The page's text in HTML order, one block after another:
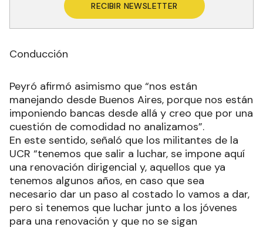
RECIBIR NEWSLETTER
Conducción
Peyró afirmó asimismo que “nos están
manejando desde Buenos Aires, porque nos están
imponiendo bancas desde allá y creo que por una
cuestión de comodidad no analizamos”.
En este sentido, señaló que los militantes de la
UCR “tenemos que salir a luchar, se impone aquí
una renovación dirigencial y, aquellos que ya
tenemos algunos años, en caso que sea
necesario dar un paso al costado lo vamos a dar,
pero si tenemos que luchar junto a los jóvenes
para una renovación y que no se sigan